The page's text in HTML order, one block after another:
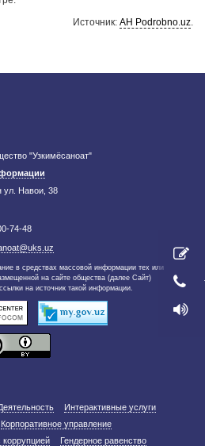
Источник: АН Podrobno.uz.
"Узкимёсаноат"
ул. Навои, 38
74-48
в средствах массовой информации тех или
на сайте общества (далее Сайт)
на источник такой информации.
Интерактивные услуги
Корпоративное управление
коррупцией
Гендерное равенство